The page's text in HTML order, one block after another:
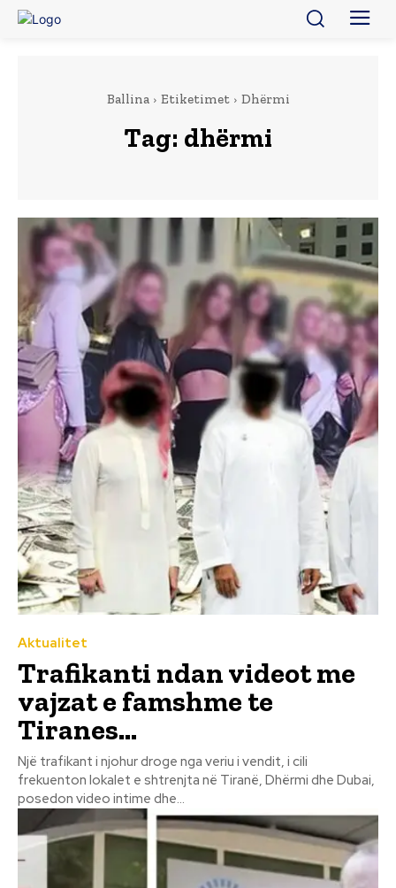
Ballina Etiketimet Dhërmi
Tag: dhërmi
Aktualitet
Trafikanti ndan videot me
vajzat e famshme te
Tiranes…
Një trafikant i njohur droge nga veriu i vendit, i cili
frekuenton lokalet e shtrenjta në Tiranë, Dhërmi dhe Dubai,
posedon video intime dhe...